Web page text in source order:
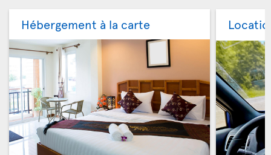
Hébergement à la carte